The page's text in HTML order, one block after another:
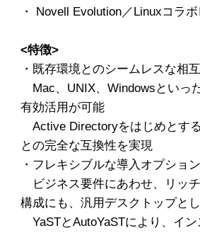
・ Novell Evolution／Linuxコラ
<特徴>
・既存環境とのシームレスな相
Mac、UNIX、Windowsといっ
有効活用が可能
Active Directoryをはじめとす
との完全な互換性を実現
・フレキシブルな導入オプション
ビジネス要件にあわせ、リッ
構成にも、汎用デスクトップと
YaSTとAutoYaSTにより、イ